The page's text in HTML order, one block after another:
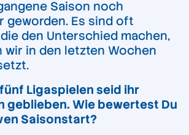
Saison noch
geworden. Es sind oft
den Unterschied machen,
wir in den letzten Wochen
Ligaspielen seid ihr
geblieben. Wie bewertest Du
Saisonstart?